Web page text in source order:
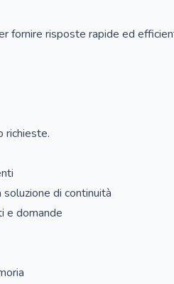
fornire risposte rapide ed
richieste.
di continuità
e domande